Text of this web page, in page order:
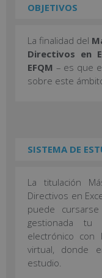
OBJETIVOS
La finalidad del
Directivos en
EFQM – es que
sobre este
SISTEMA DE
La titulación
Directivos en
puede
gestionada tu
electrónico con
virtual, donde
estudio.